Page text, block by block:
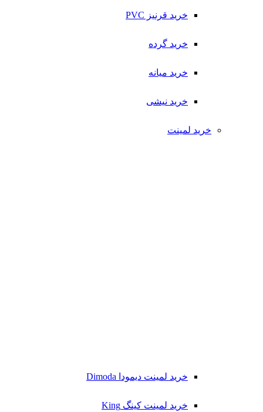
خرید قرنیز PVC
خرید گرده
خرید میانه
خرید نیشی
خرید لمینت
خرید لمینت دیمودا Dimoda
خرید لمینت کینگ King